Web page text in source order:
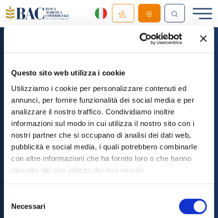
Questo sito web utilizza i cookie
Utilizziamo i cookie per personalizzare contenuti ed
annunci, per fornire funzionalità dei social media e per
analizzare il nostro traffico. Condividiamo inoltre
informazioni sul modo in cui utilizza il nostro sito con i
nostri partner che si occupano di analisi dei dati web,
pubblicità e social media, i quali potrebbero combinarle
con altre informazioni che ha fornito loro o che hanno
raccolto dal suo utilizzo dei loro servizi.
delNecessari
Download the App
Download the BAC Mobile App
Follow us on Social